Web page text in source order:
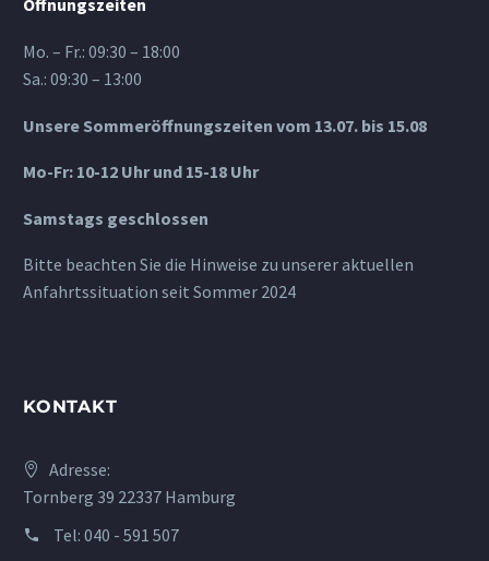
Öffnungszeiten
Mo. – Fr.: 09:30 – 18:00
Sa.: 09:30 – 13:00
Unsere Sommeröffnungszeiten vom 13.07. bis 15.08
Mo-Fr: 10-12 Uhr und 15-18 Uhr
Samstags geschlossen
Bitte beachten Sie die Hinweise zu unserer aktuellen
Anfahrtssituation seit Sommer 2024
KONTAKT
Adresse:
Tornberg 39 22337 Hamburg
Tel: 040 - 591 507